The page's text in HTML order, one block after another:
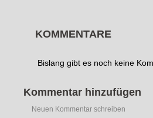
KOMMENTARE
Bislang gibt es noch keine
Kommentar hinzufügen
Neuen Kommentar schreiben